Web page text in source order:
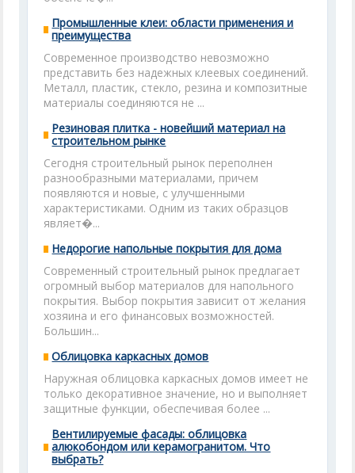
Промышленные клеи: области применения и
преимущества
Современное производство невозможно
представить без надежных клеевых соединений.
Металл, пластик, стекло, резина и композитные
материалы соединяются не ...
Резиновая плитка - новейший материал на
строительном рынке
Сегодня строительный рынок переполнен
разнообразными материалами, причем
появляются и новые, с улучшенными
характеристиками. Одним из таких образцов
являет�...
Недорогие напольные покрытия для дома
Современный строительный рынок предлагает
огромный выбор материалов для напольного
покрытия. Выбор покрытия зависит от желания
хозяина и его финансовых возможностей.
Большин...
Облицовка каркасных домов
Наружная облицовка каркасных домов имеет не
только декоративное значение, но и выполняет
защитные функции, обеспечивая более ...
Вентилируемые фасады: облицовка
алюкобондом или керамогранитом. Что
выбрать?